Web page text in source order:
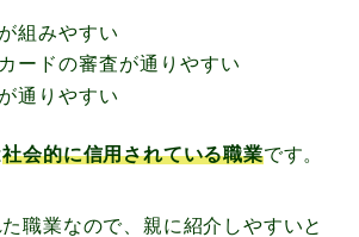
組みやすい
ードの審査が通りやすい
通りやすい
社会的に信用されている職業です。
職業なので、親に紹介しやすいと